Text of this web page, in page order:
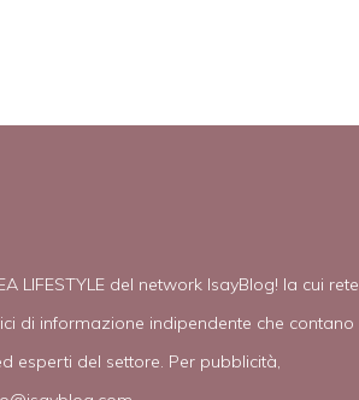
LIFESTYLE del network IsayBlog! la cui rete
di informazione indipendente che contano
esperti del settore. Per pubblicità,